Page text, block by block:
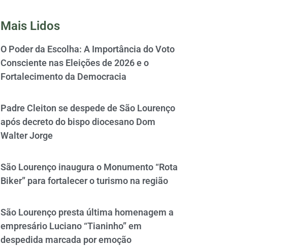
Mais Lidos
O Poder da Escolha: A Importância do Voto
Consciente nas Eleições de 2026 e o
Fortalecimento da Democracia
Padre Cleiton se despede de São Lourenço
após decreto do bispo diocesano Dom
Walter Jorge
São Lourenço inaugura o Monumento “Rota
Biker” para fortalecer o turismo na região
São Lourenço presta última homenagem a
empresário Luciano “Tianinho” em
despedida marcada por emoção